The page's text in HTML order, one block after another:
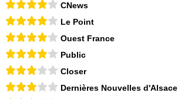
CNews
Le Point
Ouest France
Public
Closer
Dernières Nouvelles d'Alsace